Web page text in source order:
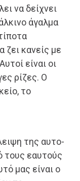
να δείχνει
άγαλμα
ζει κανείς με
είναι οι
ρίζες. Ο
το
της αυτο-
τους εαυτούς
μας είναι ο